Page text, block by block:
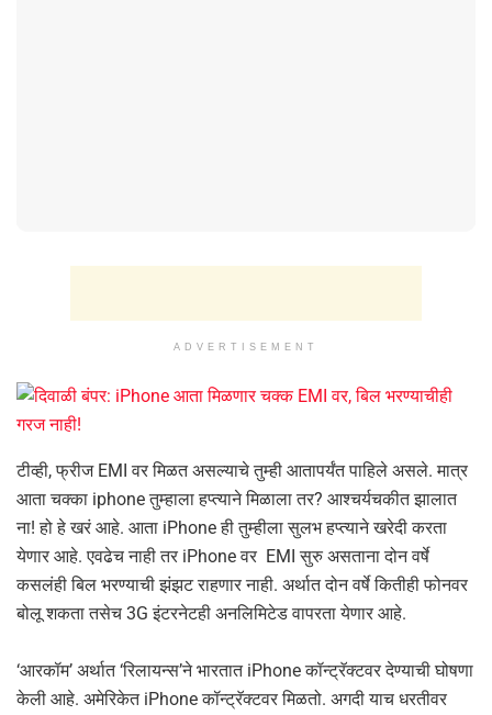
ADVERTISEMENT
टीव्ही, फ्रीज EMI वर ‍मिळत असल्याचे तुम्ही आतापर्यंत पाहिले असले. मात्र
आता चक्का iphone तुम्हाला हप्त्याने मिळाला तर? आश्चर्यचकीत झालात
ना! हो हे खरं आहे. आता iPhone ही तुम्हीला सुलभ हप्त्याने खरेदी करता
येणार आहे. एवढेच नाही तर iPhone वर EMI सुरु असताना दोन वर्षे
कसलंही बिल भरण्याची झंझट राहणार नाही. अर्थात दोन वर्षे कितीही फोनवर
बोलू शकता तसेच 3G इंटरनेटही अनलिमिटेड वापरता येणार आहे.
‘आरकॉम’ अर्थात ‘रिलायन्स’ने भारतात iPhone कॉन्ट्रॅक्टवर देण्याची घोषणा
केली आहे. अमेरिकेत iPhone कॉन्ट्रॅक्टवर मिळतो. अगदी याच धरतीवर